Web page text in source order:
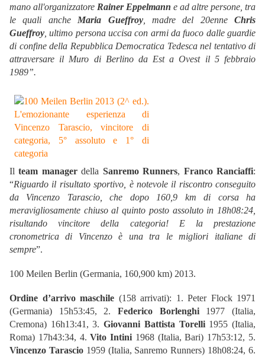
mano all'organizzatore Rainer Eppelmann e ad altre persone, tra
le quali anche Maria Gueffroy, madre del 20enne Chris
Gueffroy , ultimo persona uccisa con armi da fuoco dalle guardie
di confine della Repubblica Democratica Tedesca nel tentativo di
attraversare il Muro di Berlino da Est a Ovest il 5 febbraio
1989”.
Ilteam managerdella Sanremo Runners, Franco Ranciaffi:
“Riguardo il risultato sportivo, è notevole il riscontro conseguito
da Vincenzo Tarascio, che dopo 160,9 km di corsa ha
meravigliosamente chiuso al quinto posto assoluto in 18h08:24,
risultando vincitore della categoria! E la prestazione
cronometrica di Vincenzo è una tra le migliori italiane di
sempre”.
100 Meilen Berlin (Germania, 160,900 km) 2013.
Ordine d’arrivo maschile (158 arrivati): 1. Peter Flock 1971
(Germania) 15h53:45, 2. Federico Borlenghi1977 (Italia,
Cremona) 16h13:41, 3.Giovanni Battista Torelli1955 (Italia,
Roma) 17h43:34, 4.Vito Intini 1968 (Italia, Bari) 17h53:12, 5.
Vincenzo Tarascio1959 (Italia, Sanremo Runners) 18h08:24, 6.